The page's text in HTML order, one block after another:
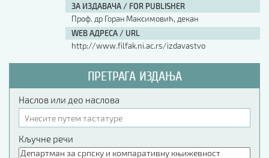
ЗА ИЗДАВАЧА / FOR PUBLISHER
Проф. др Горан Максимовић, декан
WEB АДРЕСА / URL
http://www.filfak.ni.ac.rs/izdavastvo
ПРЕТРАГА ИЗДАЊА
Наслов или део наслова
Кључне речи